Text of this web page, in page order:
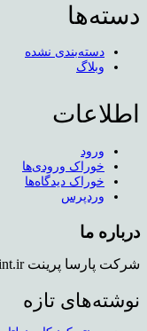
دسته‌ها
دسته‌بندی نشده
وبلاگ
اطلاعات
ورود
خوراک ورودی‌ها
خوراک دیدگاه‌ها
وردپرس
درباره ما
شرکت پارسا پرینت parsaprint.ir از بهترین ارائه دهندگان دستگاه چاپ روی تیشرت و دستگاه کپی استوک می باشد که دفتر فروش و همچنین نمایشگاهی برای محصولات در تهران دارد.
نوشته‌های تازه